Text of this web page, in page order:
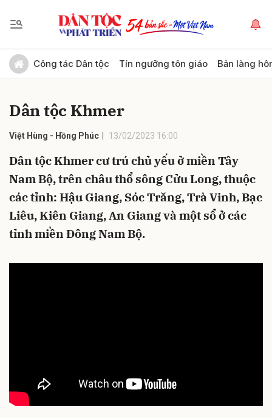
Công tác Dân tộc Tín ngưỡng tôn giáo Bản làng
Dân tộc Khmer
Việt Hùng - Hồng Phúc 13/02/2023 16:00
Dân tộc Khmer cư trú chủ yếu ở miền Tây
Nam Bộ, trên châu thổ sông Cửu Long, thuộc
các tỉnh: Hậu Giang, Sóc Trăng, Trà Vinh, Bạc
Liêu, Kiên Giang, An Giang và một sổ ở các
tỉnh miền Đông Nam Bộ.
Gửi bình luận
Hủy Gửi